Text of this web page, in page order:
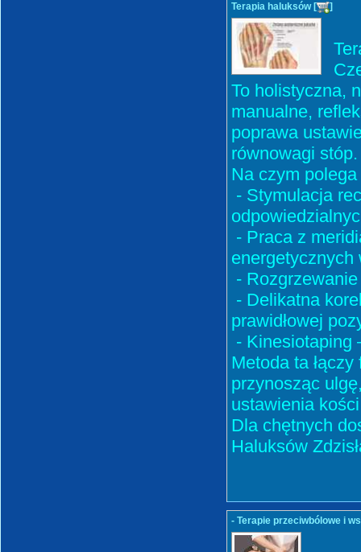
Terapia haluksów [ ]
To holistyczna,
manualne,
poprawa
równowagi stóp.
Na czym
- Stymulacja
- Praca z
energetycznych
-
- Delikatna
prawidłowej
- Kinesiotaping
Metoda ta
przynosząc
ustawienia
Dla chętnych
Haluksów
- Terapie przeciwbólowe i